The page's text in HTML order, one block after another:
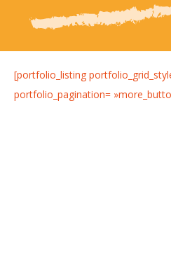
[portfolio_listing
portfolio_pagination=